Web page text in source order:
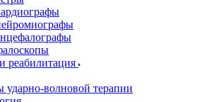
реабилитация
ударно-волновой терапии